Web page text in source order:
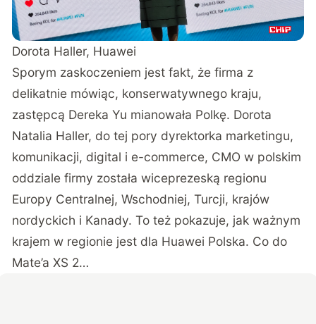
Dorota Haller, Huawei
Sporym zaskoczeniem jest fakt, że firma z
delikatnie mówiąc, konserwatywnego kraju,
zastępcą Dereka Yu mianowała Polkę. Dorota
Natalia Haller, do tej pory dyrektorka marketingu,
komunikacji, digital i e-commerce, CMO w polskim
oddziale firmy została wiceprezeską regionu
Europy Centralnej, Wschodniej, Turcji, krajów
nordyckich i Kanady. To też pokazuje, jak ważnym
krajem w regionie jest dla Huawei Polska. Co do
Mate’a XS 2…